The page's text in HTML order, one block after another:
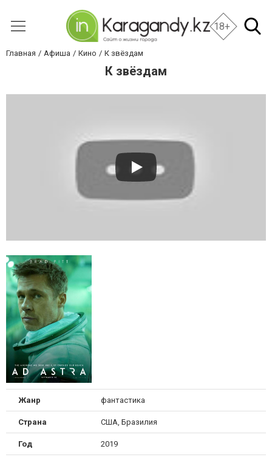
18+
Главная Афиша Кино К звёздам
К звёздам
Жанр фантастика
Страна США, Бразилия
Год 2019